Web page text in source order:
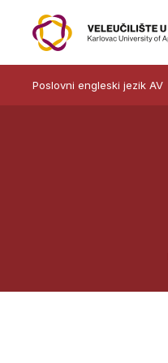
Poslovni engleski jezik AV